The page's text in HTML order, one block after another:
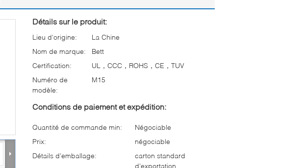
Détails sur le produit:
Lieu d'origine:
La Chine
Nom de marque:
Bett
Certification:
UL，CCC，ROHS，CE，TUV
Numéro de
modèle:
M15
Conditions de paiement et expédition:
Quantité de commande min:
Négociable
Prix:
négociable
Détails d'emballage:
carton standard
d'exportation